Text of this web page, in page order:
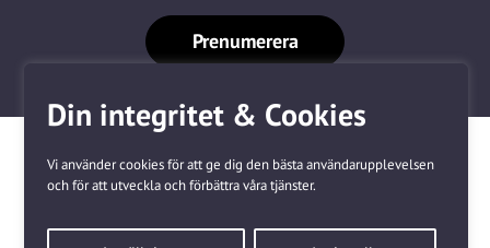
Din integritet & Cookies
Vi använder cookies för att ge dig den bästa användarupplevelsen
och för att utveckla och förbättra våra tjänster.
Prenumerera